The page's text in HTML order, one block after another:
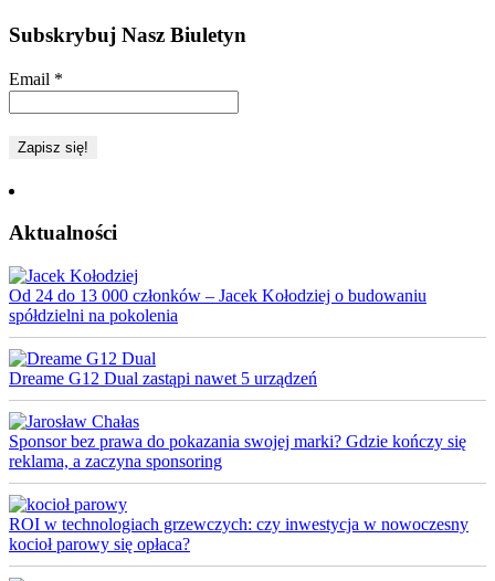
Subskrybuj Nasz Biuletyn
Email *
Aktualności
Od 24 do 13 000 członków – Jacek Kołodziej o budowaniu
spółdzielni na pokolenia
Dreame G12 Dual zastąpi nawet 5 urządzeń
Sponsor bez prawa do pokazania swojej marki? Gdzie kończy się
reklama, a zaczyna sponsoring
ROI w technologiach grzewczych: czy inwestycja w nowoczesny
kocioł parowy się opłaca?